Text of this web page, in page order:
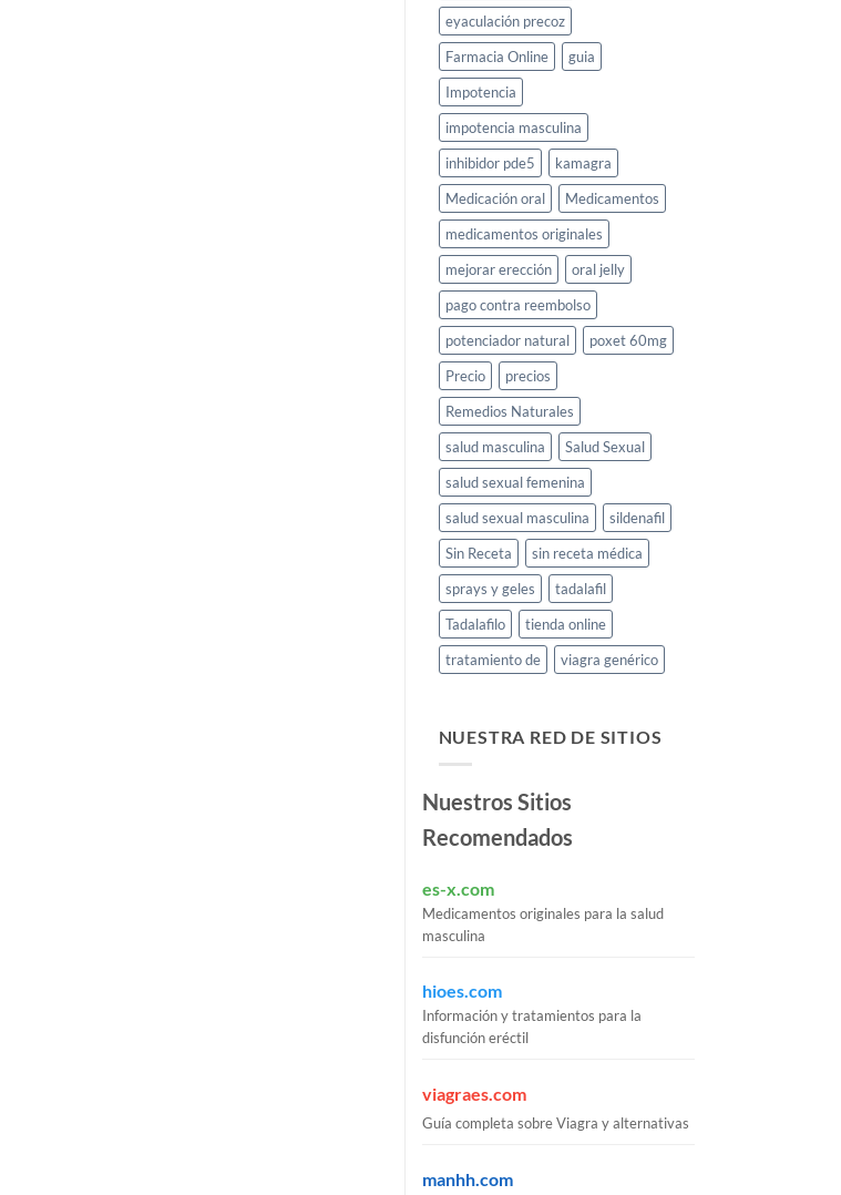
eyaculación precoz
Farmacia Online
guia
Impotencia
impotencia masculina
inhibidor pde5
kamagra
Medicación oral
Medicamentos
medicamentos originales
mejorar erección
oral jelly
pago contra reembolso
potenciador natural
poxet 60mg
Precio
precios
Remedios Naturales
salud masculina
Salud Sexual
salud sexual femenina
salud sexual masculina
sildenafil
Sin Receta
sin receta médica
sprays y geles
tadalafil
Tadalafilo
tienda online
tratamiento de
viagra genérico
NUESTRA RED DE SITIOS
Nuestros Sitios
Recomendados
es-x.com
Medicamentos originales para la salud
masculina
hioes.com
Información y tratamientos para la
disfunción eréctil
viagraes.com
Guía completa sobre Viagra y alternativas
manhh.com